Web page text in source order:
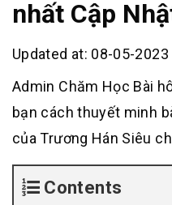
nhất Cập
Updated at: 08-05-2023
Admin Chăm Học Bài
bạn cách thuyết minh
của Trương Hán Siêu
Contents